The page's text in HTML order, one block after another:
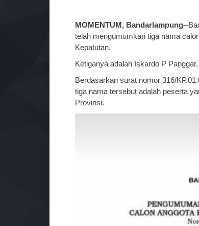
MOMENTUM, Bandarlampung--
telah mengumumkan tiga nama
Kepatutan.
Ketiganya adalah Iskardo P
Berdasarkan surat nomor 316/
tiga nama tersebut adalah peserta
Provinsi.